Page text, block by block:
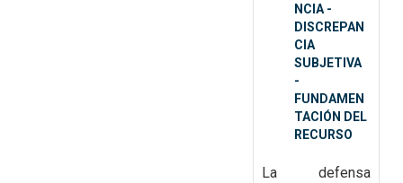
NCIA -
DISCREPAN
CIA
SUBJETIVA
-
FUNDAMEN
TACIÓN DEL
RECURSO
La defensa